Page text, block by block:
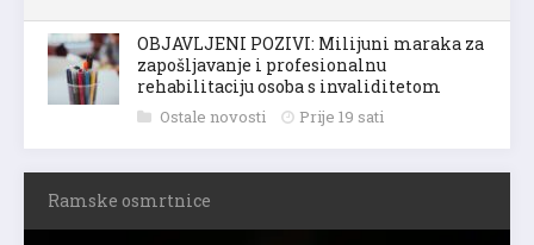
OBJAVLJENI POZIVI: Milijuni maraka za
zapošljavanje i profesionalnu
rehabilitaciju osoba s invaliditetom
Ostale novosti Prije 19 sati
Ramske osmrtnice